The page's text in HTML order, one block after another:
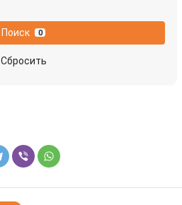
Поиск 0
Сбросить